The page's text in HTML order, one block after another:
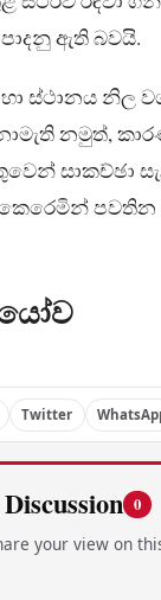
ඇති බවයි.
ස්ථානය නිල
නමුත්,
සාකච්ඡා
පවතින
Twitter
0
your view on